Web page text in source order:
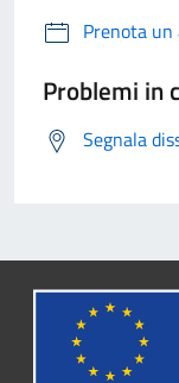
Prenota
Problemi in
Segnala